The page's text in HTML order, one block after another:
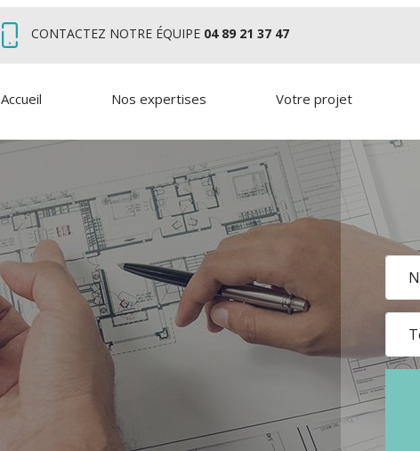
CONTACTEZ NOTRE ÉQUIPE 04 89 21 37 47
Accueil Nos expertises Votre projet